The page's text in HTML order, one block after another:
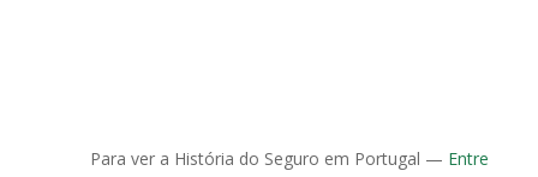
Para ver a História do Seguro em Portugal — Entre